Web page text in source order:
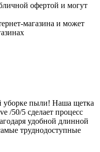
офертой и могут
магазина и может
уборке пыли! Наша щетка
/50/5 сделает процесс
удобной длинной
труднодоступные